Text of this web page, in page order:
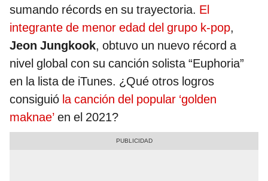
sumando récords en su trayectoria. El
integrante de menor edad del grupo k-pop,
Jeon Jungkook, obtuvo un nuevo récord a
nivel global con su canción solista “Euphoria”
en la lista de iTunes. ¿Qué otros logros
consiguió la canción del popular ‘golden
maknae’ en el 2021?